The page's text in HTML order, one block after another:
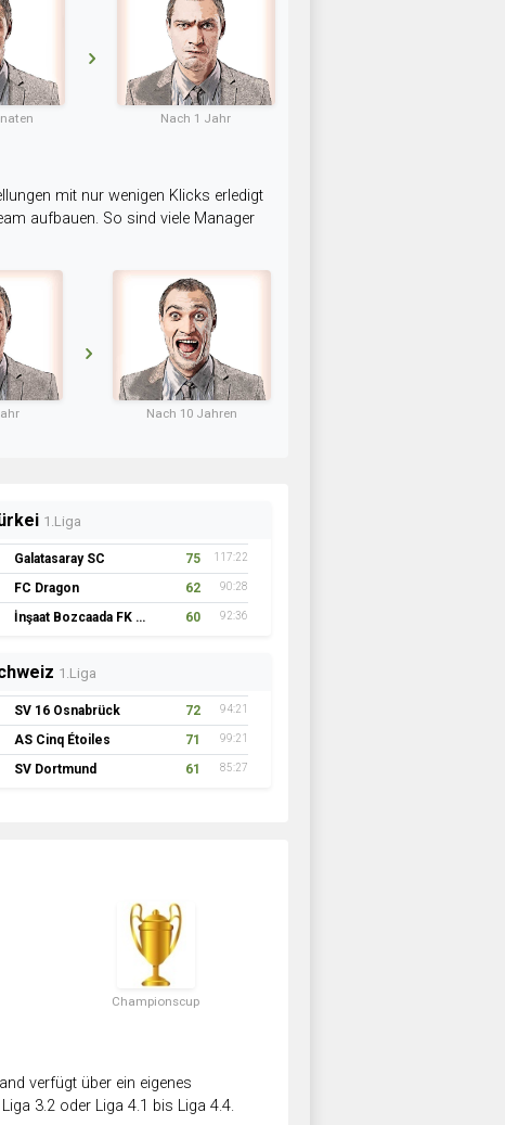
Nach 1 Jahr
mit nur wenigen Klicks erledigt
aufbauen. So sind viele Manager
Nach 10 Jahren
1.Liga
Galatasaray SC 75 117:22
FC Dragon 62 90:28
İnşaat Bozcaada FK 1957 60 92:36
1.Liga
SV 16 Osnabrück 72 94:21
AS Cinq Étoiles 71 99:21
SV Dortmund 61 85:27
Championscup
verfügt über ein eigenes
3.2 oder Liga 4.1 bis Liga 4.4.